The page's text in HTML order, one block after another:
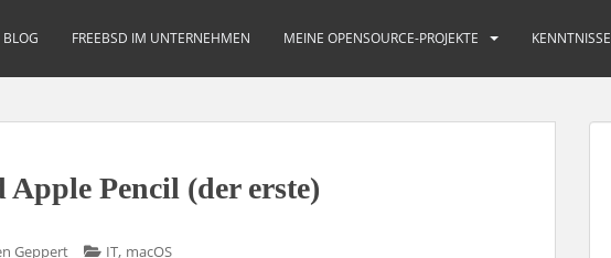
BLOG FREEBSD IM UNTERNEHMEN MEINE OPENSOURCE-PROJEKTE KENNTNISSE
Pencil (der erste)
Geppert IT, macOS